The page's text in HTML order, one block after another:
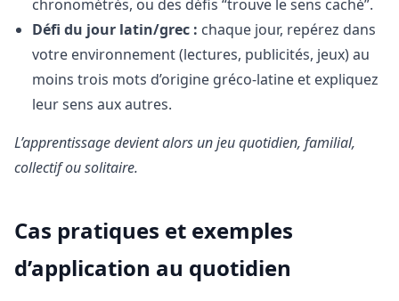
chronométrés, ou des défis “trouve le sens caché”.
Défi du jour latin/grec : chaque jour, repérez dans
votre environnement (lectures, publicités, jeux) au
moins trois mots d’origine gréco-latine et expliquez
leur sens aux autres.
L’apprentissage devient alors un jeu quotidien, familial,
collectif ou solitaire.
Cas pratiques et exemples
d’application au quotidien